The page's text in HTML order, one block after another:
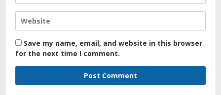
Save my name, email, and website in this browser
for the next time I comment.